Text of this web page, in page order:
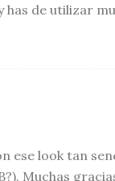
has de utilizar
ese look tan
Muchas